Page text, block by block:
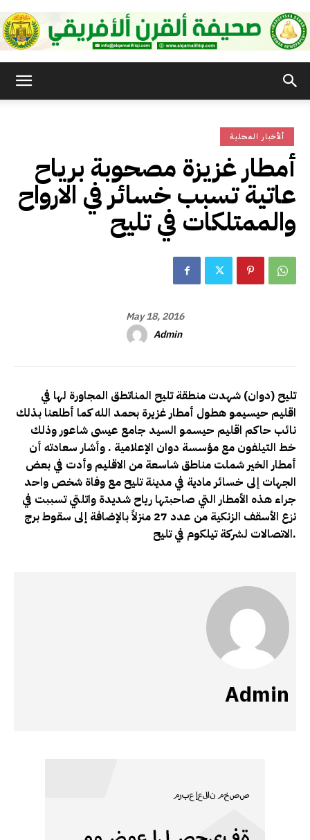
الأفريقي
ألأخبار المحلية
أمطار غزيزة مصحوبة برياح
عاتية تسبب خسائر في الارواح
والممتلكات في تليح
May 18, 2016
Admin
تليح (دوان) شهدت منطقة تليح المناتطق المجاورة لها في
اقليم حيسيمو هطول أمطار غزيرة بحمد الله كما أطلعنا بذلك
نائب حاكم اقليم حيسمو السيد جامع عيسى شاعور وذلك
خط التيلفون مع مؤسسة دوان الإعلامية . وأشار سعادته أن
أمطار الخير شملت مناطق شاسعة من الاقليم وأدت في بعض
الجهات إلى خسائر مادية في مدينة تليح مع وفاة شخص واحد
جراء هذه الأمطار التي صاحبتها رياح شديدة واتلتي تسببت في
نزع الأسقف الزنكية من عدد 27 منزلاً بالإضافة إلى سقوط برج
الاتصالات لشركة تيلكوم في تليح.
Admin